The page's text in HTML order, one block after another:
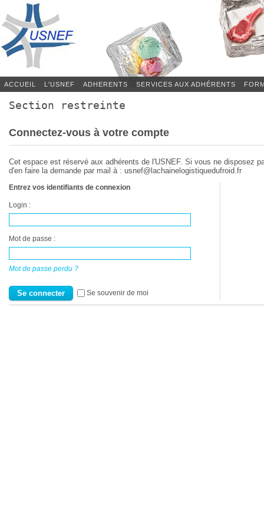
ACCUEIL L'USNEF ADHERENTS SERVICES AUX ADHÉRENTS
Section restreinte
Connectez-vous à votre compte
Cet espace est réservé aux adhérents de l'USNEF. Si vous ne disposez
d'en faire la demande par mail à : usnef@lachainelogistiquedufroid.fr
Entrez vos identifiants de connexion
Login :
Mot de passe :
Mot de passe perdu ?
Se souvenir de moi